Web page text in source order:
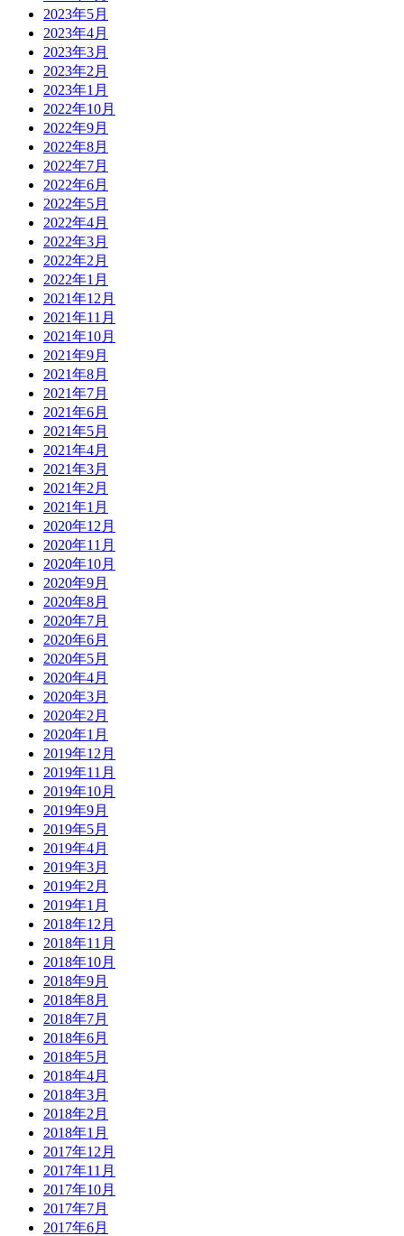
2023年5月
2023年4月
2023年3月
2023年2月
2023年1月
2022年10月
2022年9月
2022年8月
2022年7月
2022年6月
2022年5月
2022年4月
2022年3月
2022年2月
2022年1月
2021年12月
2021年11月
2021年10月
2021年9月
2021年8月
2021年7月
2021年6月
2021年5月
2021年4月
2021年3月
2021年2月
2021年1月
2020年12月
2020年11月
2020年10月
2020年9月
2020年8月
2020年7月
2020年6月
2020年5月
2020年4月
2020年3月
2020年2月
2020年1月
2019年12月
2019年11月
2019年10月
2019年9月
2019年5月
2019年4月
2019年3月
2019年2月
2019年1月
2018年12月
2018年11月
2018年10月
2018年9月
2018年8月
2018年7月
2018年6月
2018年5月
2018年4月
2018年3月
2018年2月
2018年1月
2017年12月
2017年11月
2017年10月
2017年7月
2017年6月